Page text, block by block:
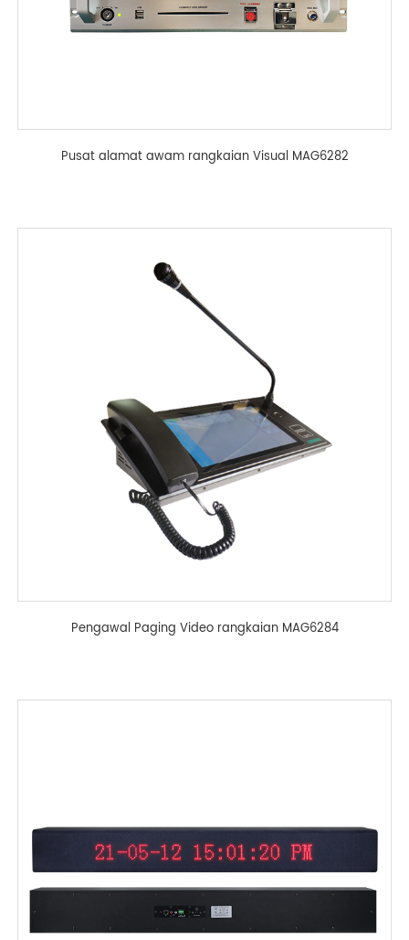
Pusat alamat awam rangkaian Visual MAG6282
Pengawal Paging Video rangkaian MAG6284